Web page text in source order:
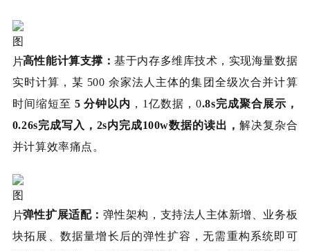
高性能计算支撑：基于内存多维库技术，实现海量数据
实时计算，某 500 余家法人主体的集团全级次合并计算
时间缩短至 5 分钟以内 ，1亿数据，0.8s完成聚合展示，
0.26s完成写入，2s内完成100w数据的读出， 解决复杂合
并计算效率痛点。
弹性扩展适配： 弹性架构，支持法人主体新增、业务板
块拓展、数据量增长后的弹性扩容，无需重构系统即可